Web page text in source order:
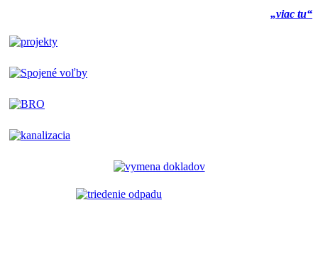
„viac tu“